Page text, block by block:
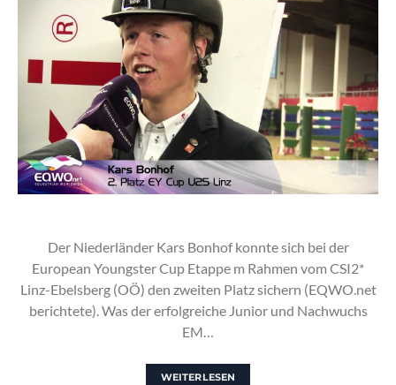
Der Niederländer Kars Bonhof konnte sich bei der
European Youngster Cup Etappe m Rahmen vom CSI2*
Linz-Ebelsberg (OÖ) den zweiten Platz sichern (EQWO.net
berichtete). Was der erfolgreiche Junior und Nachwuchs
EM…
WEITERLESEN